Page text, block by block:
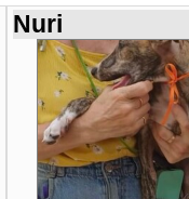
Nuri